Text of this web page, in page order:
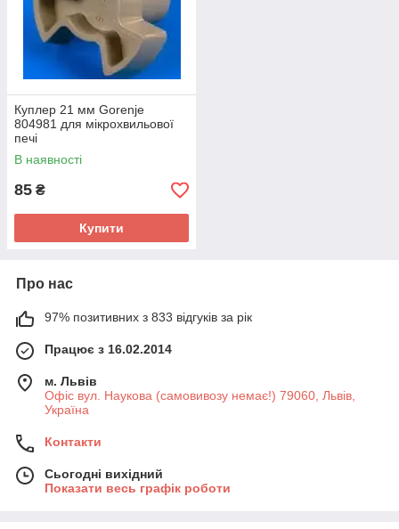
Куплер 21 мм Gorenje
804981 для мікрохвильової
печі
В наявності
85 ₴
Купити
Про нас
97% позитивних з 833 відгуків за рік
Працює з 16.02.2014
м. Львів
Офіс вул. Наукова (самовивозу немає!) 79060, Львів,
Україна
Контакти
Сьогодні вихідний
Показати весь графік роботи